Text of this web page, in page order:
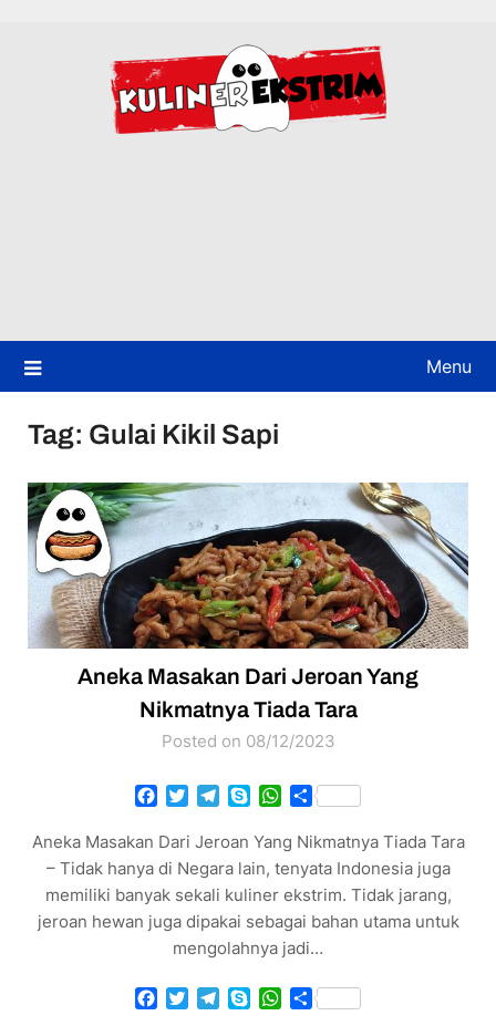
Menu
Tag: Gulai Kikil Sapi
Aneka Masakan Dari Jeroan Yang
Nikmatnya Tiada Tara
Posted on 08/12/2023
Facebook
TwitterTelegram
SkypeWhatsApp
Share
Aneka Masakan Dari Jeroan Yang Nikmatnya Tiada Tara
– Tidak hanya di Negara lain, tenyata Indonesia juga
memiliki banyak sekali kuliner ekstrim. Tidak jarang,
jeroan hewan juga dipakai sebagai bahan utama untuk
mengolahnya jadi…
Facebook
TwitterTelegram
SkypeWhatsApp
Share